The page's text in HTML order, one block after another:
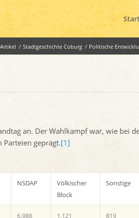
/ Stadtgeschichte Coburg / Politische
an. Der Wahlkampf war, wie bei
Parteien geprägt.[1]
NSDAP
Völkischer
Block
Sonstige
6.988 1.121 819